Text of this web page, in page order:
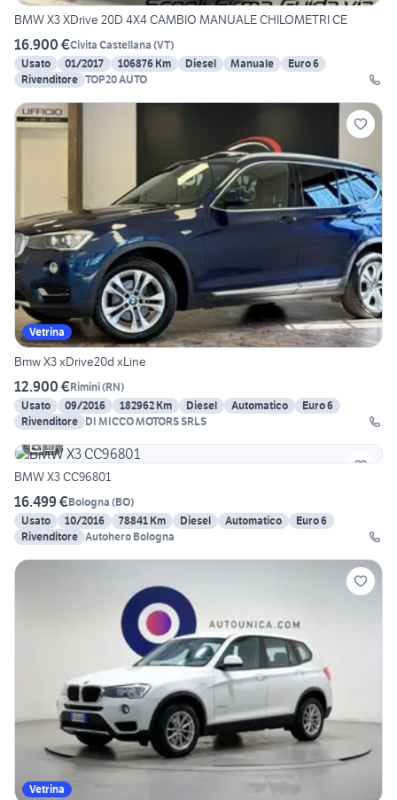
BMW X3 XDrive 20D 4X4 CAMBIO MANUALE CHILOMETRI CE
16.900 €Civita Castellana (VT)
Usato
01/2017 106876 Km Diesel Manuale
Euro 6
Rivenditore TOP20 AUTO
Vetrina
Bmw X3 xDrive20d xLine
12.900 €Rimini(RN)
Usato
09/2016 182962 Km Diesel Automatico
Euro 6
Rivenditore DI MICCO MOTORS SRLS
10
BMW X3 CC96801
16.499 €Bologna (BO)
Usato
10/2016 78841 Km Diesel Automatico
Euro 6
Rivenditore Autohero Bologna
Vetrina